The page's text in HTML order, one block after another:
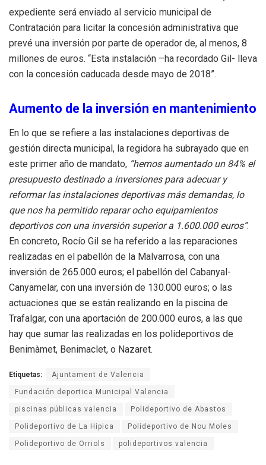
expediente será enviado al servicio municipal de
Contratación para licitar la concesión administrativa que
prevé una inversión por parte de operador de, al menos, 8
millones de euros. “Esta instalación –ha recordado Gil- lleva
con la concesión caducada desde mayo de 2018”.
Aumento de la inversión en mantenimiento
En lo que se refiere a las instalaciones deportivas de
gestión directa municipal, la regidora ha subrayado que en
este primer año de mandato, “hemos aumentado un 84% el
presupuesto destinado a inversiones para adecuar y
reformar las instalaciones deportivas más demandas, lo
que nos ha permitido reparar ocho equipamientos
deportivos con una inversión superior a 1.600.000 euros”.
En concreto, Rocío Gil se ha referido a las reparaciones
realizadas en el pabellón de la Malvarrosa, con una
inversión de 265.000 euros; el pabellón del Cabanyal-
Canyamelar, con una inversión de 130.000 euros; o las
actuaciones que se están realizando en la piscina de
Trafalgar, con una aportación de 200.000 euros, a las que
hay que sumar las realizadas en los polideportivos de
Benimàmet, Benimaclet, o Nazaret.
Etiquetas: Ajuntament de Valencia
Fundación deportica Municipal Valencia
piscinas públicas valencia Polideportivo de Abastos
Polideportivo de La Hipica Polideportivo de Nou Moles
Polideportivo de Orriols polideportivos valencia